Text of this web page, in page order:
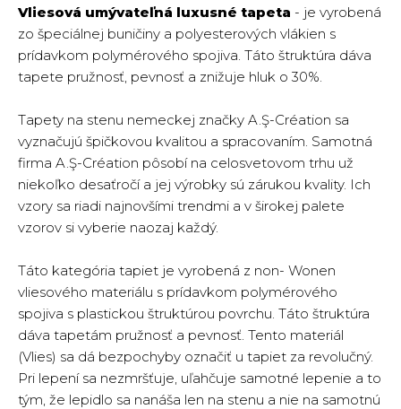
Vliesová umývateľná luxusné tapeta - je vyrobená
zo špeciálnej buničiny a polyesterových vlákien s
prídavkom polymérového spojiva. Táto štruktúra dáva
tapete pružnosť, pevnosť a znižuje hluk o 30%.
Tapety na stenu nemeckej značky A.Ş-Création sa
vyznačujú špičkovou kvalitou a spracovaním. Samotná
firma A.Ş-Création pôsobí na celosvetovom trhu už
niekoľko desaťročí a jej výrobky sú zárukou kvality. Ich
vzory sa riadi najnovšími trendmi a v širokej palete
vzorov si vyberie naozaj každý.
Táto kategória tapiet je vyrobená z non- Wonen
vliesového materiálu s prídavkom polymérového
spojiva s plastickou štruktúrou povrchu. Táto štruktúra
dáva tapetám pružnosť a pevnosť. Tento materiál
(Vlies) sa dá bezpochyby označiť u tapiet za revolučný.
Pri lepení sa nezmršťuje, uľahčuje samotné lepenie a to
tým, že lepidlo sa nanáša len na stenu a nie na samotnú